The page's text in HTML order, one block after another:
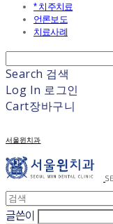
* 치주치료
언론보도
치료사례
Search 검색
Log In 로그인
Cart장바구니
서울윈치과
글쓴이